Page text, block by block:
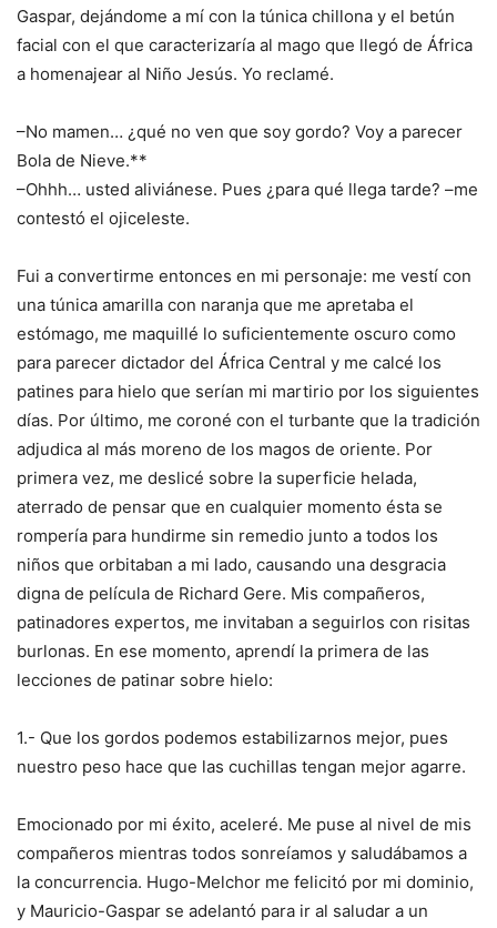
Gaspar, dejándome a mí con la túnica chillona y el betún
facial con el que caracterizaría al mago que llegó de África
a homenajear al Niño Jesús. Yo reclamé.
–No mamen… ¿qué no ven que soy gordo? Voy a parecer
Bola de Nieve.**
–Ohhh… usted aliviánese. Pues ¿para qué llega tarde? –me
contestó el ojiceleste.
Fui a convertirme entonces en mi personaje: me vestí con
una túnica amarilla con naranja que me apretaba el
estómago, me maquillé lo suficientemente oscuro como
para parecer dictador del África Central y me calcé los
patines para hielo que serían mi martirio por los siguientes
días. Por último, me coroné con el turbante que la tradición
adjudica al más moreno de los magos de oriente. Por
primera vez, me deslicé sobre la superficie helada,
aterrado de pensar que en cualquier momento ésta se
rompería para hundirme sin remedio junto a todos los
niños que orbitaban a mi lado, causando una desgracia
digna de película de Richard Gere. Mis compañeros,
patinadores expertos, me invitaban a seguirlos con risitas
burlonas. En ese momento, aprendí la primera de las
lecciones de patinar sobre hielo:
1.- Que los gordos podemos estabilizarnos mejor, pues
nuestro peso hace que las cuchillas tengan mejor agarre.
Emocionado por mi éxito, aceleré. Me puse al nivel de mis
compañeros mientras todos sonreíamos y saludábamos a
la concurrencia. Hugo-Melchor me felicitó por mi dominio,
y Mauricio-Gaspar se adelantó para ir al saludar a un